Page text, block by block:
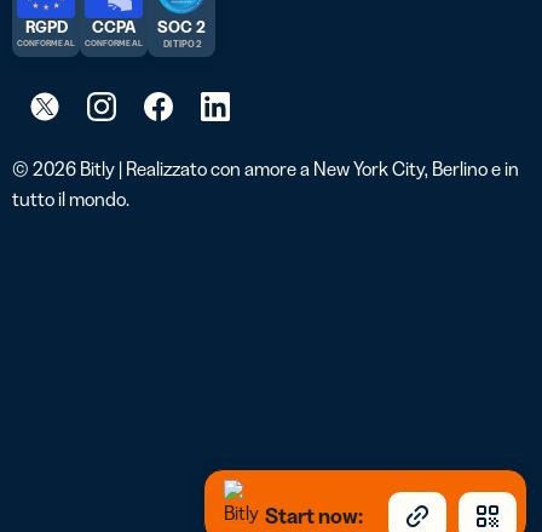
© 2026 Bitly | Realizzato con amore a New York City, Berlino e in
tutto il mondo.
RGPD
CONFORME AL
CCPA
CONFORME AL
SOC 2
DI TIPO 2
Start now: